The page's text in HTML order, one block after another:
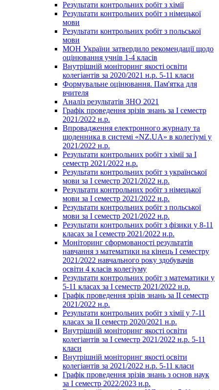
Результати контрольних робіт з хімії
Результати контрольних робіт з німецької
мови
Результати контрольних робіт з польської
мови
МОН України затвердило рекомендації щодо
оцінювання учнів 1-4 класів
Внутрішній моніторинг якості освіти
колегіантів за 2020/2021 н.р. 5-11 класи
Формувальне оцінювання. Пам'ятка для
вчителя
Аналіз результатів ЗНО 2021
Графік проведення зрізів знань за І семестр
2021/2022 н.р.
Впровадження електронного журналу та
щоденника в системі «NZ.UA» в колегіумі у
2021/2022 н.р.
Результати контрольних робіт з хімії за І
семестр 2021/2022 н.р.
Результати контрольних робіт з української
мови за І семестр 2021/2022 н.р.
Результати контрольних робіт з німецької
мови за І семестр 2021/2022 н.р.
Результати контрольних робіт з польської
мови за І семестр 2021/2022 н.р.
Результати контрольних робіт з фізики у 8-11
класах за І семестр 2021/2022 н.р.
Моніторинг сформованості результатів
навчання з математики на кінець І семестру
2021/2022 навчального року здобувачів
освіти 4 класів колегіуму
Результати контрольних робіт з математики у
5-11 класах за І семестр 2021/2022 н.р.
Графік проведення зрізів знань за ІІ семестр
2021/2022 н.р.
Результати контрольних робіт з хімії у 7-11
класах за ІІ семестр 2020/2021 н.р.
Внутрішній моніторинг якості освіти
колегіантів за І семестр 2021/2022 н.р. 5-11
класи
Внутрішній моніторинг якості освіти
колегіантів за 2021/2022 н.р. 5-11 класи
Графік проведення зрізів знань з основ наук
за І семестр 2022/2023 н.р.